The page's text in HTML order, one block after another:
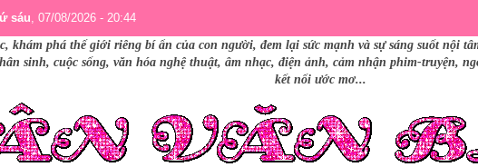
sáu, 07/08/2026 - 20:44
khám phá thế giới riêng bí ẩn của con người, đem lại sức mạnh và sự sáng suốt nội
sinh, cuộc sống, văn hóa nghệ thuật, âm nhạc, điện ảnh, cảm nhận phim-truyện,
kết nối ước mơ...